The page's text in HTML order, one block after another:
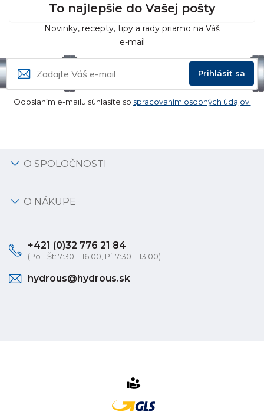
To najlepšie do Vašej pošty
Novinky, recepty, tipy a rady priamo na Váš
e-mail
Prihlásiť sa
Odoslaním e-mailu súhlasíte so spracovaním osobných údajov.
O SPOLOČNOSTI
O NÁKUPE
+421 (0)32 776 21 84
(Po - Št: 7:30 – 16:00, Pi: 7:30 – 13:00)
hydrous@hydrous.sk